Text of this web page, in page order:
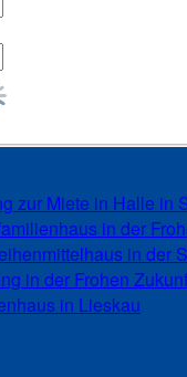
zur Miete in Halle in
in der
in der
in der Frohen
in Lieskau